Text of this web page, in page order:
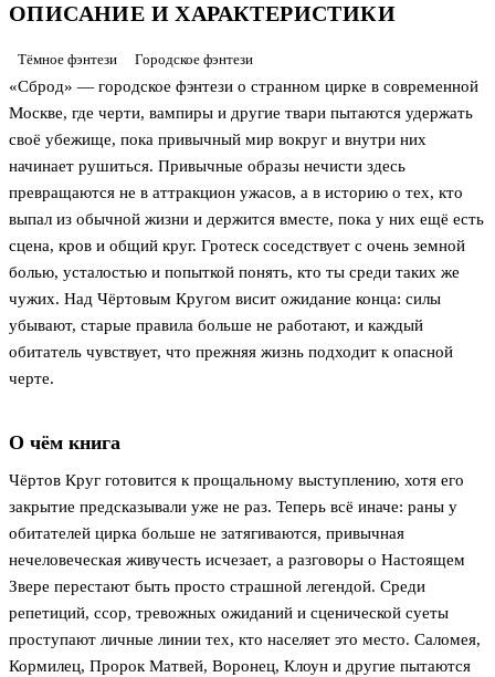
ОПИСАНИЕ И ХАРАКТЕРИСТИКИ
Тёмное фэнтези Городское фэнтези
«Сброд» — городское фэнтези о странном цирке в современной
Москве, где черти, вампиры и другие твари пытаются удержать
своё убежище, пока привычный мир вокруг и внутри них
начинает рушиться. Привычные образы нечисти здесь
превращаются не в аттракцион ужасов, а в историю о тех, кто
выпал из обычной жизни и держится вместе, пока у них ещё есть
сцена, кров и общий круг. Гротеск соседствует с очень земной
болью, усталостью и попыткой понять, кто ты среди таких же
чужих. Над Чёртовым Кругом висит ожидание конца: силы
убывают, старые правила больше не работают, и каждый
обитатель чувствует, что прежняя жизнь подходит к опасной
черте.
О чём книга
Чёртов Круг готовится к прощальному выступлению, хотя его
закрытие предсказывали уже не раз. Теперь всё иначе: раны у
обитателей цирка больше не затягиваются, привычная
нечеловеческая живучесть исчезает, а разговоры о Настоящем
Звере перестают быть просто страшной легендой. Среди
репетиций, ссор, тревожных ожиданий и сценической суеты
проступают личные линии тех, кто населяет это место. Саломея,
Кормилец, Пророк Матвей, Воронец, Клоун и другие пытаются